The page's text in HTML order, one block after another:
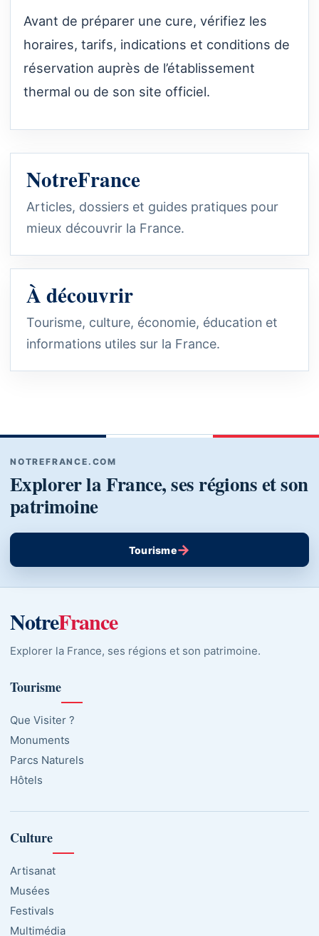
Avant de préparer une cure, vérifiez les
horaires, tarifs, indications et conditions de
réservation auprès de l’établissement
thermal ou de son site officiel.
NotreFrance
Articles, dossiers et guides pratiques pour
mieux découvrir la France.
À découvrir
Tourisme, culture, économie, éducation et
informations utiles sur la France.
NOTREFRANCE.COM
Explorer la France, ses régions et son
patrimoine
Tourisme→
NotreFrance
Explorer la France, ses régions et son patrimoine.
Tourisme
Que Visiter ?
Monuments
Parcs Naturels
Hôtels
Culture
Artisanat
Musées
Festivals
Multimédia